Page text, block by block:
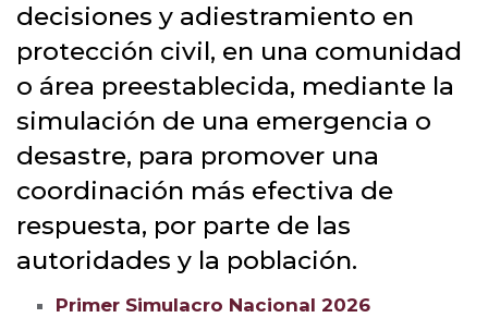
decisiones y adiestramiento en
protección civil, en una comunidad
o área preestablecida, mediante la
simulación de una emergencia o
desastre, para promover una
coordinación más efectiva de
respuesta, por parte de las
autoridades y la población.
Primer Simulacro Nacional 2026